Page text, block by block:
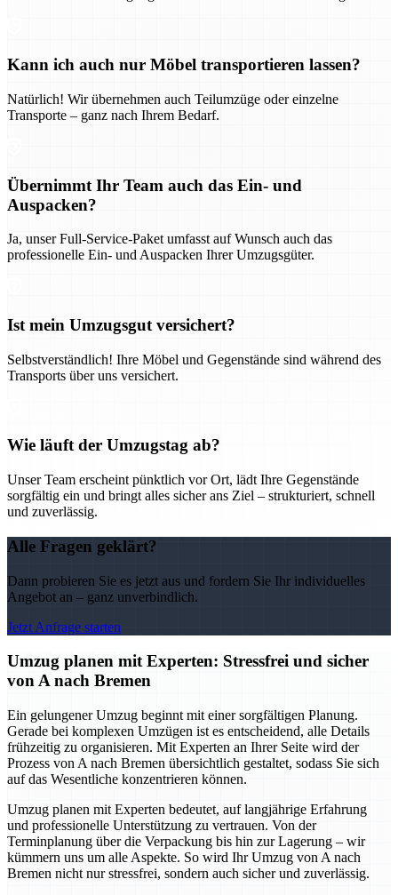
Kann ich auch nur Möbel transportieren lassen?
Natürlich! Wir übernehmen auch Teilumzüge oder einzelne
Transporte – ganz nach Ihrem Bedarf.
Übernimmt Ihr Team auch das Ein- und
Auspacken?
Ja, unser Full-Service-Paket umfasst auf Wunsch auch das
professionelle Ein- und Auspacken Ihrer Umzugsgüter.
Ist mein Umzugsgut versichert?
Selbstverständlich! Ihre Möbel und Gegenstände sind während des
Transports über uns versichert.
Wie läuft der Umzugstag ab?
Unser Team erscheint pünktlich vor Ort, lädt Ihre Gegenstände
sorgfältig ein und bringt alles sicher ans Ziel – strukturiert, schnell
und zuverlässig.
Alle Fragen geklärt?
Dann probieren Sie es jetzt aus und fordern Sie Ihr individuelles
Angebot an – ganz unverbindlich.
Jetzt Anfrage starten
Umzug planen mit Experten: Stressfrei und sicher
von A nach Bremen
Ein gelungener Umzug beginnt mit einer sorgfältigen Planung.
Gerade bei komplexen Umzügen ist es entscheidend, alle Details
frühzeitig zu organisieren. Mit Experten an Ihrer Seite wird der
Prozess von A nach Bremen übersichtlich gestaltet, sodass Sie sich
auf das Wesentliche konzentrieren können.
Umzug planen mit Experten bedeutet, auf langjährige Erfahrung
und professionelle Unterstützung zu vertrauen. Von der
Terminplanung über die Verpackung bis hin zur Lagerung – wir
kümmern uns um alle Aspekte. So wird Ihr Umzug von A nach
Bremen nicht nur stressfrei, sondern auch sicher und zuverlässig.